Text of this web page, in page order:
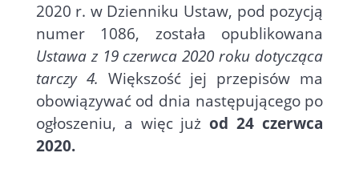
2020 r. w Dzienniku Ustaw, pod pozycją
numer 1086, została opublikowana
Ustawa z 19 czerwca 2020 roku dotycząca
tarczy 4. Większość jej przepisów ma
obowiązywać od dnia następującego po
ogłoszeniu, a więc już od 24 czerwca
2020.